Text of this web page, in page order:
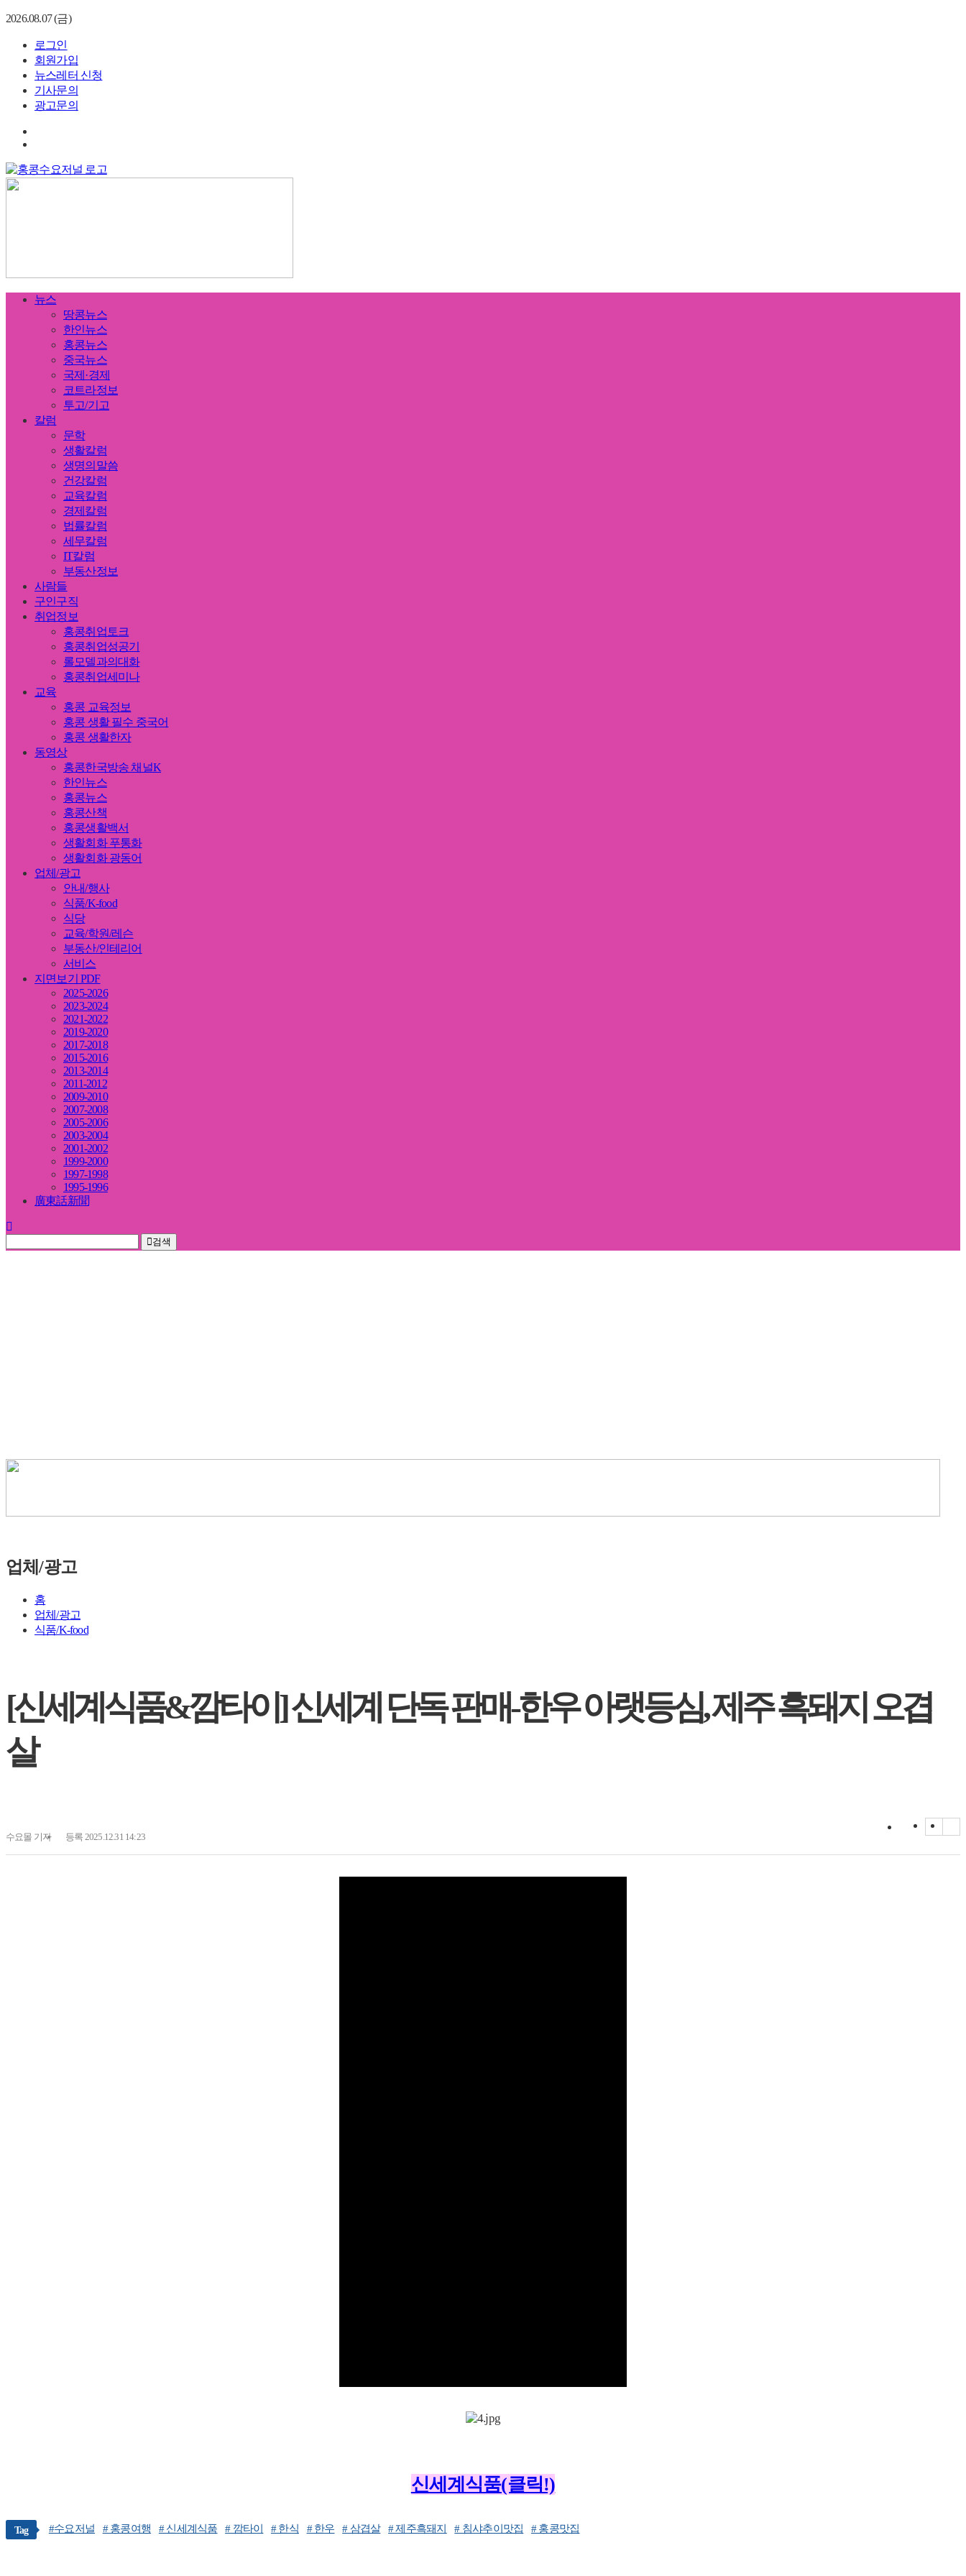
2026.08.07 (금)
로그인
회원가입
뉴스레터 신청
기사문의
광고문의
뉴스
땅콩뉴스
한인뉴스
홍콩뉴스
중국뉴스
국제·경제
코트라정보
투고/기고
칼럼
문학
생활칼럼
생명의말씀
건강칼럼
교육칼럼
경제칼럼
법률칼럼
세무칼럼
IT칼럼
부동산정보
사람들
구인구직
취업정보
홍콩취업토크
홍콩취업성공기
롤모델과의대화
홍콩취업세미나
교육
홍콩 교육정보
홍콩 생활 필수 중국어
홍콩 생활한자
동영상
홍콩한국방송 채널K
한인뉴스
홍콩뉴스
홍콩산책
홍콩생활백서
생활회화 푸통화
생활회화 광동어
업체/광고
안내/행사
식품/K-food
식당
교육/학원/레슨
부동산/인테리어
서비스
지면보기 PDF
2025-2026
2023-2024
2021-2022
2019-2020
2017-2018
2015-2016
2013-2014
2011-2012
2009-2010
2007-2008
2005-2006
2003-2004
2001-2002
1999-2000
1997-1998
1995-1996
廣東話新聞
검색
업체/광고
홈
업체/광고
식품/K-food
[신세계식품&깜타이] 신세계 단독 판매-한우 아랫등심, 제주 흑돼지 오겹
살
수요몰 기자 등록 2025.12.31 14:23
신세계식품(클릭!)
Tag #수요저널 # 홍콩여행 # 신세계식품 # 깜타이 # 한식 # 한우 # 삼겹살 # 제주흑돼지 # 침샤추이맛집 # 홍콩맛집